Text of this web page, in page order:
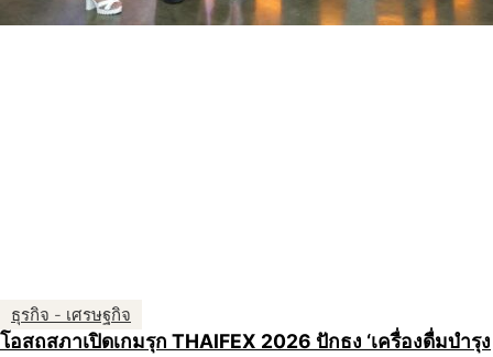
ธุรกิจ - เศรษฐกิจ
โอสถสภาเปิดเกมรุก THAIFEX 2026 ปักธง ‘เครื่องดื่มบำรุง